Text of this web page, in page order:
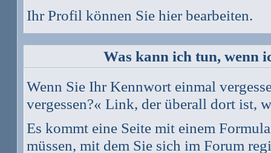
Ihr Profil können Sie hier bearbeiten.
Was kann ich tun, wenn
Wenn Sie Ihr Kennwort einmal
vergessen?« Link, der überall dort ist,
Es kommt eine Seite mit einem
müssen, mit dem Sie sich im Forum